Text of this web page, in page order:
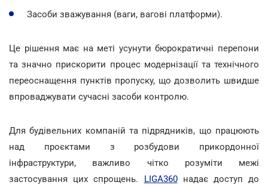
Засоби зважування (ваги, вагові платформи).
Це рішення має на меті усунути бюрократичні перепони
та значно прискорити процес модернізації та технічного
переоснащення пунктів пропуску, що дозволить швидше
впроваджувати сучасні засоби контролю.
Для будівельних компаній та підрядників, що працюють
над проєктами з розбудови прикордонної
інфраструктури, важливо чітко розуміти межі
застосування цих спрощень. LIGA360надає доступ до